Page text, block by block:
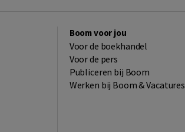
Boom voor jou
Voor de boekhandel
Voor de pers
Publiceren bij Boom
Werken bij Boom & Vacatures